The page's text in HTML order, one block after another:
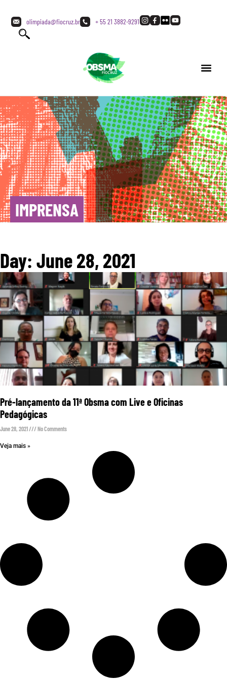
olimpiada@fiocruz.br + 55 21 3882-9291
IMPRENSA
Day: June 28, 2021
Pré-lançamento da 11ª Obsma com Live e Oficinas
Pedagógicas
June 28, 2021 No Comments
Veja mais »